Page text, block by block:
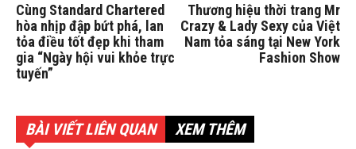
Cùng Standard Chartered
hòa nhịp đập bứt phá, lan
tỏa điều tốt đẹp khi tham
gia “Ngày hội vui khỏe trực
tuyến”
Thương hiệu thời trang Mr
Crazy & Lady Sexy của Việt
Nam tỏa sáng tại New York
Fashion Show
BÀI VIẾT LIÊN QUAN XEM THÊM